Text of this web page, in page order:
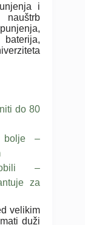
i
nauštrb
do 80
bolje –
–
za
velikim
duži